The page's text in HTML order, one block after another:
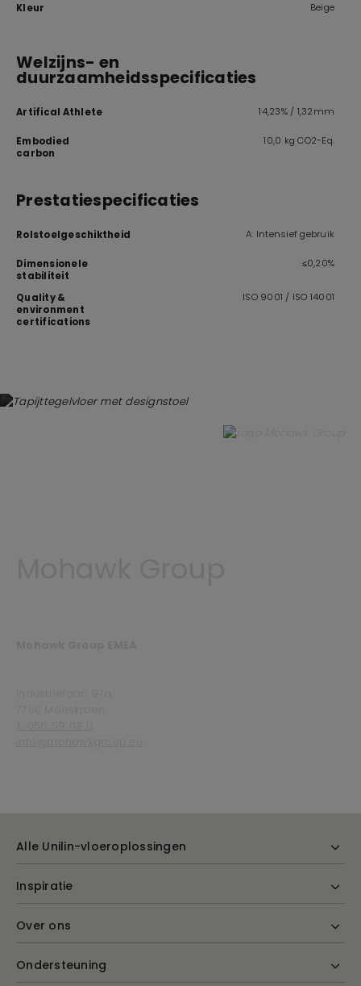
Kleur Beige
Welzijns- en
duurzaamheidsspecificaties
Artifical Athlete 14,23% / 1,32mm
Embodied
carbon
10,0 kg CO2-Eq.
Prestatiespecificaties
Rolstoelgeschiktheid A: Intensief gebruik
Dimensionele
stabiliteit
≤0,20%
Quality &
environment
certifications
ISO 9001 / ISO 14001
Alle Unilin-vloeroplossingen
Inspiratie
Over ons
Ondersteuning